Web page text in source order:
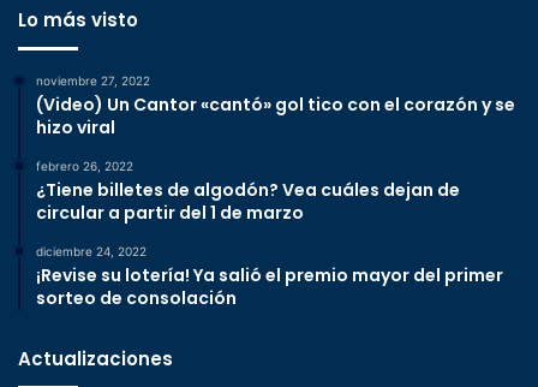
Lo más visto
noviembre 27, 2022
(Video) Un Cantor «cantó» gol tico con el corazón y se
hizo viral
febrero 26, 2022
¿Tiene billetes de algodón? Vea cuáles dejan de
circular a partir del 1 de marzo
diciembre 24, 2022
¡Revise su lotería! Ya salió el premio mayor del primer
sorteo de consolación
Actualizaciones